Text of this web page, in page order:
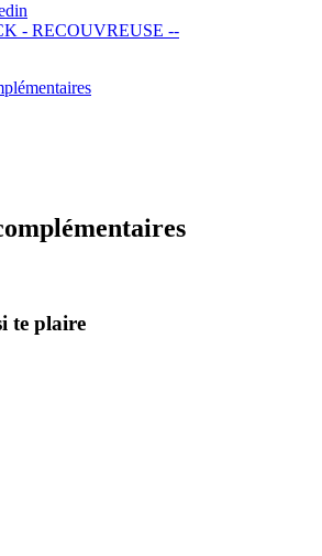
- RECOUVREUSE --
te plaire